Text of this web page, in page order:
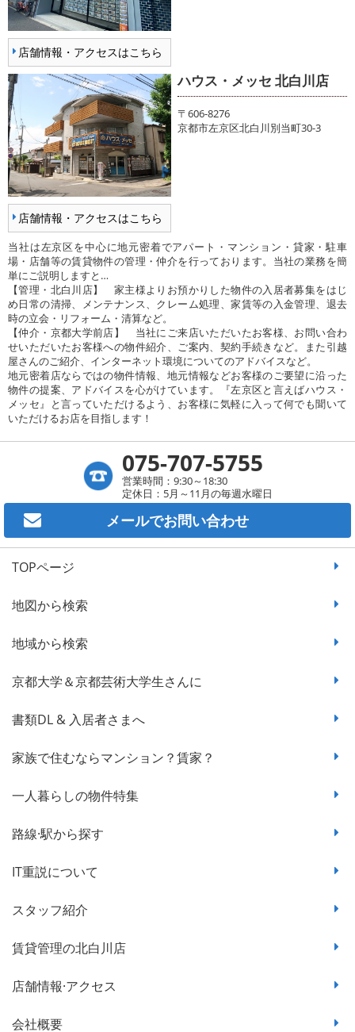
店舗情報・アクセスはこちら
店舗情報・アクセスはこちら
ハウス・メッセ 北白川店
〒606-8276
京都市左京区北白川別当町30-3
当社は左京区を中心に地元密着でアパート・マンション・貸家・駐車
場・店舗等の賃貸物件の管理・仲介を行っております。当社の業務を簡
単にご説明しますと…
【管理・北白川店】 家主様よりお預かりした物件の入居者募集をはじ
め日常の清掃、メンテナンス、クレーム処理、家賃等の入金管理、退去
時の立会・リフォーム・清算など。
【仲介・京都大学前店】 当社にご来店いただいたお客様、お問い合わ
せいただいたお客様への物件紹介、ご案内、契約手続きなど。また引越
屋さんのご紹介、インターネット環境についてのアドバイスなど。
地元密着店ならではの物件情報、地元情報などお客様のご要望に沿った
物件の提案、アドバイスを心がけています。『左京区と言えばハウス・
メッセ』と言っていただけるよう、お客様に気軽に入って何でも聞いて
いただけるお店を目指します！
075-707-5755
営業時間：9:30～18:30
定休日：5月～11月の毎週水曜日
メールでお問い合わせ
TOPページ
地図から検索
地域から検索
京都大学＆京都芸術大学生さんに
書類DL & 入居者さまへ
家族で住むならマンション？賃家？
一人暮らしの物件特集
路線·駅から探す
IT重説について
スタッフ紹介
賃貸管理の北白川店
店舗情報·アクセス
会社概要